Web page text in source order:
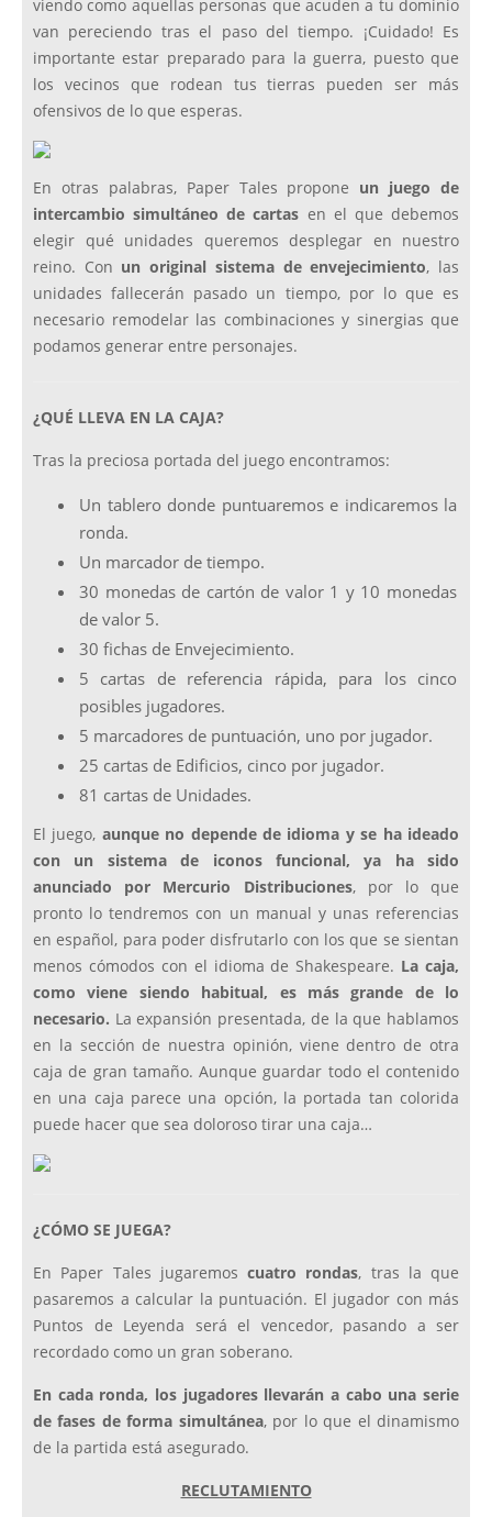
viendo como aquellas personas que acuden a tu dominio
van pereciendo tras el paso del tiempo. ¡Cuidado! Es
importante estar preparado para la guerra, puesto que
los vecinos que rodean tus tierras pueden ser más
ofensivos de lo que esperas.
En otras palabras, Paper Tales propone un juego de
intercambio simultáneo de cartas en el que debemos
elegir qué unidades queremos desplegar en nuestro
reino. Con un original sistema de envejecimiento, las
unidades fallecerán pasado un tiempo, por lo que es
necesario remodelar las combinaciones y sinergias que
podamos generar entre personajes.
¿QUÉ LLEVA EN LA CAJA?
Tras la preciosa portada del juego encontramos:
Un tablero donde puntuaremos e indicaremos la
ronda.
Un marcador de tiempo.
30 monedas de cartón de valor 1 y 10 monedas
de valor 5.
30 fichas de Envejecimiento.
5 cartas de referencia rápida, para los cinco
posibles jugadores.
5 marcadores de puntuación, uno por jugador.
25 cartas de Edificios, cinco por jugador.
81 cartas de Unidades.
El juego, aunque no depende de idioma y se ha ideado
con un sistema de iconos funcional, ya ha sido
anunciado por Mercurio Distribuciones, por lo que
pronto lo tendremos con un manual y unas referencias
en español, para poder disfrutarlo con los que se sientan
menos cómodos con el idioma de Shakespeare. La caja,
como viene siendo habitual, es más grande de lo
necesario. La expansión presentada, de la que hablamos
en la sección de nuestra opinión, viene dentro de otra
caja de gran tamaño. Aunque guardar todo el contenido
en una caja parece una opción, la portada tan colorida
puede hacer que sea doloroso tirar una caja…
¿CÓMO SE JUEGA?
En Paper Tales jugaremos cuatro rondas, tras la que
pasaremos a calcular la puntuación. El jugador con más
Puntos de Leyenda será el vencedor, pasando a ser
recordado como un gran soberano.
En cada ronda, los jugadores llevarán a cabo una serie
de fases de forma simultánea, por lo que el dinamismo
de la partida está asegurado.
RECLUTAMIENTO